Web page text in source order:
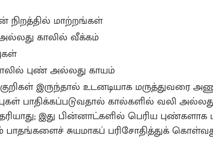
நிறத்தில் மாற்றங்கள்
காலில் வீக்கம்
புண் அல்லது காயம்
இருந்தால் உடனடியாக மருத்துவரை
பாதிக்கப்படுவதால் கால்களில் வலி
இது பின்னாட்களில் பெரிய புண்களாக
சுயமாகப் பரிசோதித்துக்